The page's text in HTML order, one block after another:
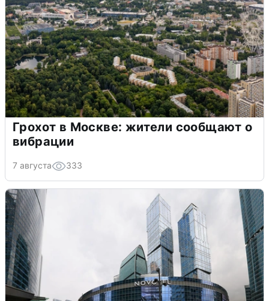
Грохот в Москве: жители сообщают о
вибрации
7 августа 333